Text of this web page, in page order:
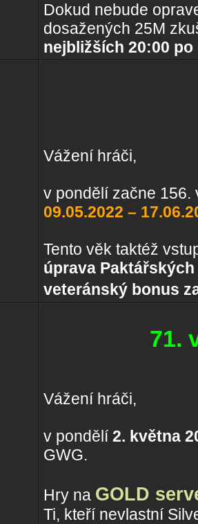
Dokud nebude
dosažených 25M
nejbližších 20:00
Vážení hráči,
v pondělí začne 156.
09.05.2022 –
Tento věk taktéž
úprava
veteránský bonus
71.
Vážení hráči,
v pondělí 2. května
GWG.
Hry na GOLD
Ti, kteří nevlastní